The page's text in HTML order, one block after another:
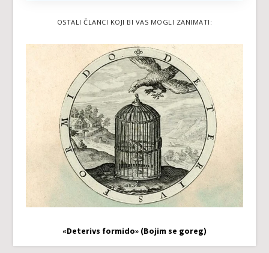
OSTALI ČLANCI KOJI BI VAS MOGLI ZANIMATI:
«Deterivs formido» (Bojim se goreg)